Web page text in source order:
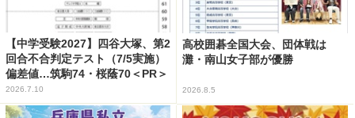
【中学受験2027】四谷大塚、第2
回合不合判定テスト（7/5実施）
偏差値…筑駒74・桜蔭70＜PR＞
2026.7.10
高校囲碁全国大会、団体戦は
灘・南山女子部が優勝
2026.8.5